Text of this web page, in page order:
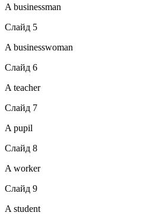
A businessman
Слайд 5
A businesswoman
Слайд 6
A teacher
Слайд 7
A pupil
Слайд 8
A worker
Слайд 9
A student